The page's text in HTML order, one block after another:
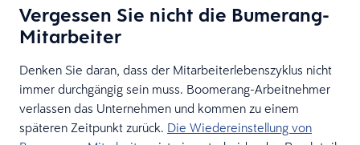
Vergessen Sie nicht die Bumerang-
Mitarbeiter
Denken Sie daran, dass der Mitarbeiterlebenszyklus nicht
immer durchgängig sein muss. Boomerang-Arbeitnehmer
verlassen das Unternehmen und kommen zu einem
späteren Zeitpunkt zurück. Die Wiedereinstellung von